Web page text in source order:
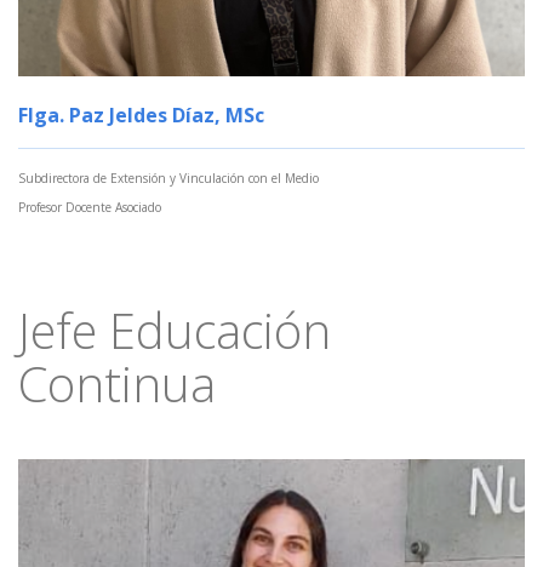
Flga. Paz Jeldes Díaz, MSc
Subdirectora de Extensión y Vinculación con el Medio
Profesor Docente Asociado
Jefe Educación
Continua